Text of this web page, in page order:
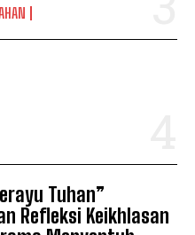
Tuhan”
Refleksi Keikhlasan